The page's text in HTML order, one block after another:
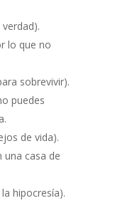
lo que no
sobrevivir).
puedes
de vida).
una casa de
hipocresía).